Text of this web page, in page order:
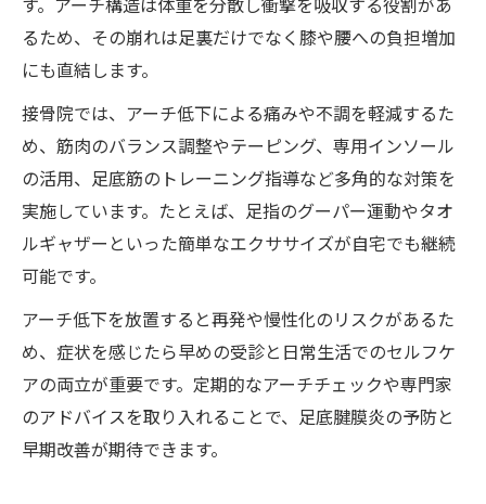
接骨院で行う歩行チェックと疲労ケアのポ
イント
体制
歩行や姿勢改善に役立つ接骨院のアプローチ
接骨院で学ぶ正しい歩行と姿勢の基礎知識
偏平足改善のための歩行指導を接骨院で受
アーチ低下が歩行に与える影響と接骨院対
応策
接骨院の専門スタッフによる姿勢評価の重
要性
セルフケアと接骨院施術の併用で歩行力ア
す。アーチ構造は体重を分散し衝撃を吸収する役割があ
るため、その崩れは足裏だけでなく膝や腰への負担増加
にも直結します。
接骨院では、アーチ低下による痛みや不調を軽減するた
め、筋肉のバランス調整やテーピング、専用インソール
の活用、足底筋のトレーニング指導など多角的な対策を
実施しています。たとえば、足指のグーパー運動やタオ
ルギャザーといった簡単なエクササイズが自宅でも継続
可能です。
アーチ低下を放置すると再発や慢性化のリスクがあるた
め、症状を感じたら早めの受診と日常生活でのセルフケ
アの両立が重要です。定期的なアーチチェックや専門家
のアドバイスを取り入れることで、足底腱膜炎の予防と
早期改善が期待できます。